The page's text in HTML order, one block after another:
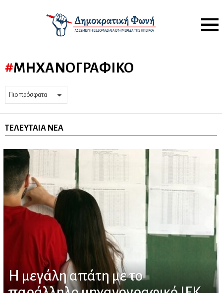
Menu
ΜΗΧΑΝΟΓΡΑΦΙΚΌ
ΤΕΛΕΥΤΑΊΑ ΝΈΑ
Η μεγάλη απάτη με το